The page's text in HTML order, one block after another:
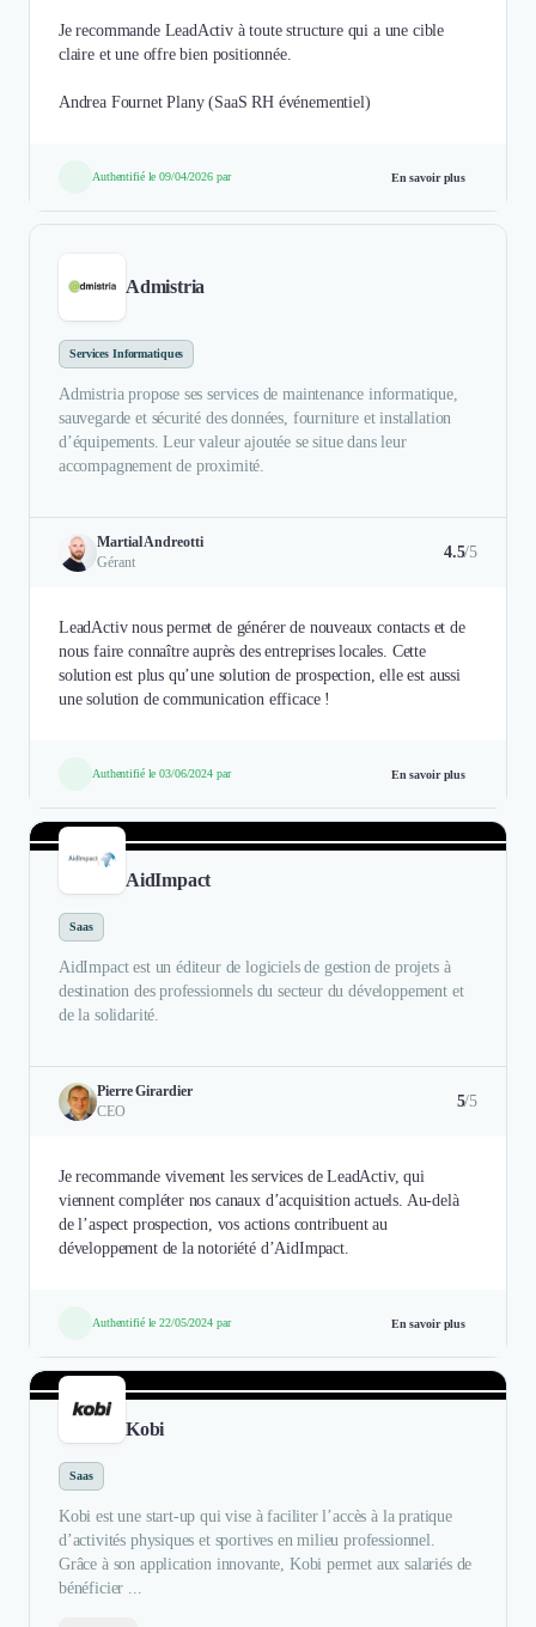
Je recommande LeadActiv à toute structure qui a une cible
claire et une offre bien positionnée.
Authentifié le 09/04/2026 par En savoir plus
Admistria
Services Informatiques
Admistria propose ses services de maintenance informatique,
sauvegarde et sécurité des données, fourniture et installation
d’équipements. Leur valeur ajoutée se situe dans leur
accompagnement de proximité.
Martial Andreotti
Gérant
4.5/5
LeadActiv nous permet de générer de nouveaux contacts et de
nous faire connaître auprès des entreprises locales. Cette
solution est plus qu’une solution de prospection, elle est aussi
une solution de communication efficace !
Authentifié le 03/06/2024 par En savoir plus
AidImpact
Saas
AidImpact est un éditeur de logiciels de gestion de projets à
destination des professionnels du secteur du développement et
de la solidarité.
Pierre Girardier
CEO
5/5
Je recommande vivement les services de LeadActiv, qui
viennent compléter nos canaux d’acquisition actuels. Au-delà
de l’aspect prospection, vos actions contribuent au
développement de la notoriété d’AidImpact.
Authentifié le 22/05/2024 par En savoir plus
Kobi
Saas
Kobi est une start-up qui vise à faciliter l’accès à la pratique
d’activités physiques et sportives en milieu professionnel.
Grâce à son application innovante, Kobi permet aux salariés de
bénéficier ...